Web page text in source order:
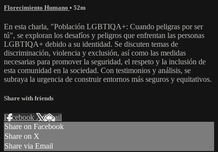
Florecimiento Humano • 52m
En esta charla, "Población LGBTIQA+: Cuando peligras por ser
tú", se exploran los desafíos y peligros que enfrentan las personas
LGBTIQA+ debido a su identidad. Se discuten temas de
discriminación, violencia y exclusión, así como las medidas
necesarias para promover la seguridad, el respeto y la inclusión de
esta comunidad en la sociedad. Con testimonios y análisis, se
subraya la urgencia de construir entornos más seguros y equitativos.
Share with friends
Facebook XEmail
Share on Facebook
Share on X
Share via Email